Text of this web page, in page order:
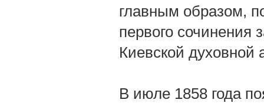
главным образом,
первого
Киевской духовной
В июле 1858 года